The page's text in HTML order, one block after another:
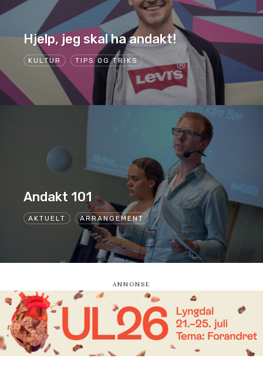
KULTUR TIPS OG TRIKS
Hjelp, jeg skal ha andakt!
AKTUELT ARRANGEMENT
Andakt 101